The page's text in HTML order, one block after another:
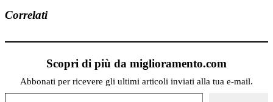
Correlati
Scopri di più da miglioramento.com
Abbonati per ricevere gli ultimi articoli inviati alla tua e-mail.
Digita la tua e-mail...